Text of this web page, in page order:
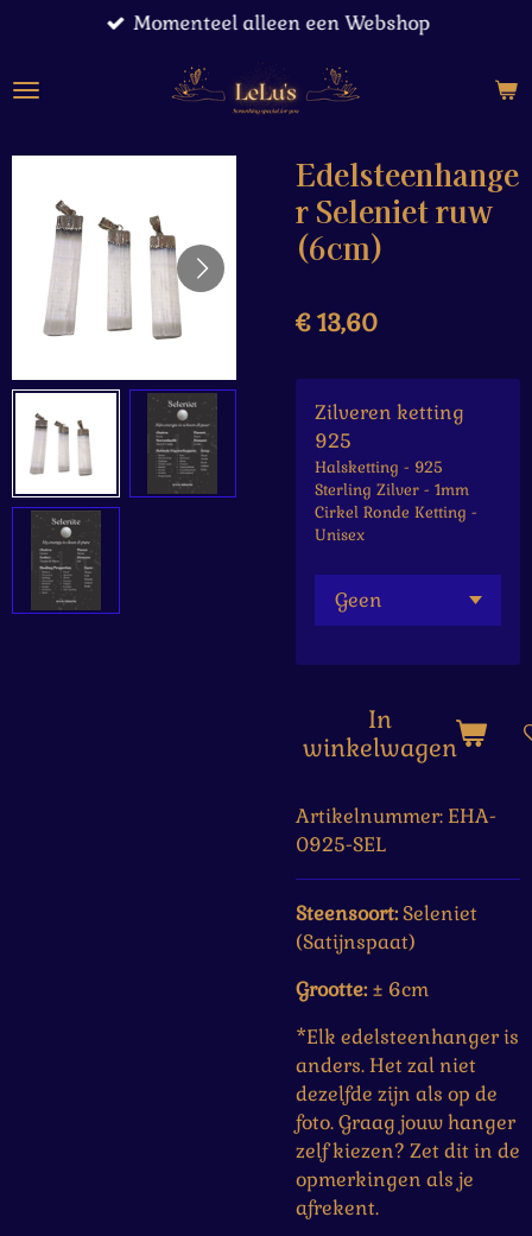
naar
Momenteel alleen een Webshop
Edelsteenhange
r Seleniet ruw
(6cm)
€ 13,60
Zilveren ketting
925
Halsketting - 925
Sterling Zilver - 1mm
Cirkel Ronde Ketting -
Unisex
In
winkelwagen
Artikelnummer: EHA-
0925-SEL
Steensoort:Seleniet
(Satijnspaat)
Grootte: ± 6cm
*Elk edelsteenhanger is
anders. Het zal niet
dezelfde zijn als op de
foto. Graag jouw hanger
zelf kiezen? Zet dit in de
opmerkingen als je
afrekent.